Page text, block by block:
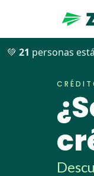
💚 20 personas
Blog>>